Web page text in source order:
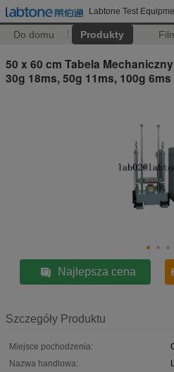
Labtone Test
Do domu Produkty
50 x 60 cm Tabela
30g 18ms, 50g 11ms, 100g 6ms
Najlepsza cena
Szczegóły Produktu
Miejsce pochodzenia:
Nazwa handlowa: